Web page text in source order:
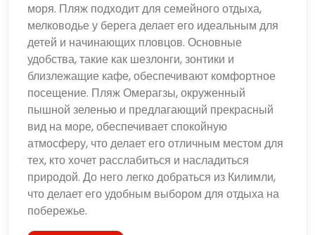
моря. Пляж подходит для семейного отдыха,
мелководье у берега делает его идеальным для
детей и начинающих пловцов. Основные
удобства, такие как шезлонги, зонтики и
близлежащие кафе, обеспечивают комфортное
посещение. Пляж Омерагзы, окруженный
пышной зеленью и предлагающий прекрасный
вид на море, обеспечивает спокойную
атмосферу, что делает его отличным местом для
тех, кто хочет расслабиться и насладиться
природой. До него легко добраться из Килимли,
что делает его удобным выбором для отдыха на
побережье.